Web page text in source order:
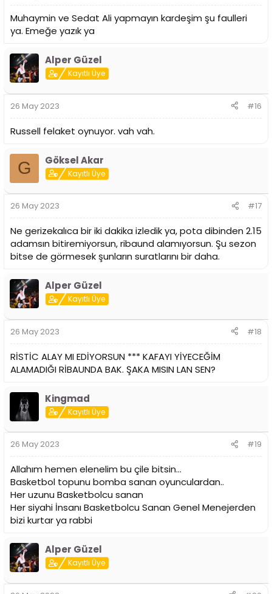
Muhaymin ve Sedat Ali yapmayın kardeşim şu faulleri
ya. Emeğe yazık ya
Alper Güzel
Kayıtlı Üye
26 May 2023 #16
Russell felaket oynuyor. vah vah.
G Göksel Akar
Kayıtlı Üye
26 May 2023 #17
Ne gerizekalıca bir iki dakika izledik ya, pota dibinden 2.15
adamsın bitiremiyorsun, ribaund alamıyorsun. Şu sezon
bitse de görmesek şunların suratlarını bir daha.
Alper Güzel
Kayıtlı Üye
26 May 2023 #18
RİSTİC ALAY MI EDİYORSUN *** KAFAYI YİYECEĞİM
ALAMADIĞI RİBAUNDA BAK. ŞAKA MISIN LAN SEN?
Kingmad
Kayıtlı Üye
26 May 2023 #19
Allahım hemen elenelim bu çile bitsin...
Basketbol topunu bomba sanan oyunculardan..
Her uzunu Basketbolcu sanan
Her siyahi İnsanı Basketbolcu Sanan Genel Menejerden
bizi kurtar ya rabbi
Alper Güzel
Kayıtlı Üye